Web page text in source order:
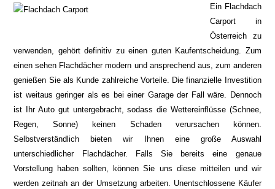
Ein Flachdach
Carport in
Österreich zu
verwenden, gehört definitiv zu einen guten Kaufentscheidung. Zum
einen sehen Flachdächer modern und ansprechend aus, zum anderen
genießen Sie als Kunde zahlreiche Vorteile. Die finanzielle Investition
ist weitaus geringer als es bei einer Garage der Fall wäre. Dennoch
ist Ihr Auto gut untergebracht, sodass die Wettereinflüsse (Schnee,
Regen, Sonne) keinen Schaden verursachen können.
Selbstverständlich bieten wir Ihnen eine große Auswahl
unterschiedlicher Flachdächer. Falls Sie bereits eine genaue
Vorstellung haben sollten, können Sie uns diese mitteilen und wir
werden zeitnah an der Umsetzung arbeiten. Unentschlossene Käufer